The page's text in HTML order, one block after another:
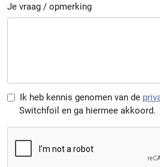
Je vraag / opmerking
Ik heb kennis genomen van de
Switchfoil en ga hiermee akkoord.